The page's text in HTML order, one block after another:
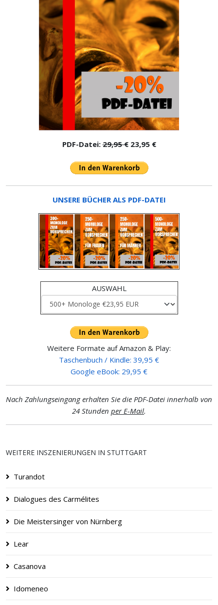
PDF-Datei:29,95 €23,95 €
UNSERE BÜCHER ALS PDF-DATEI
AUSWAHL
Weitere Formate auf Amazon & Play:
Taschenbuch / Kindle: 39,95 €
Google eBook: 29,95 €
Nach Zahlungseingang erhalten Sie die PDF-Datei innerhalb von
24 Stunden per E-Mail.
WEITERE INSZENIERUNGEN IN STUTTGART
Turandot
Dialogues des Carmélites
Die Meistersinger von Nürnberg
Lear
Casanova
Idomeneo